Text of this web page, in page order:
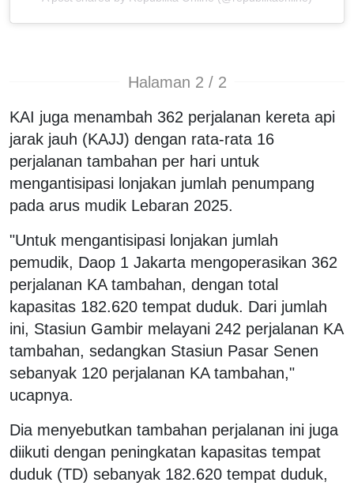
Halaman 2 / 2
KAI juga menambah 362 perjalanan kereta api
jarak jauh (KAJJ) dengan rata-rata 16
perjalanan tambahan per hari untuk
mengantisipasi lonjakan jumlah penumpang
pada arus mudik Lebaran 2025.
"Untuk mengantisipasi lonjakan jumlah
pemudik, Daop 1 Jakarta mengoperasikan 362
perjalanan KA tambahan, dengan total
kapasitas 182.620 tempat duduk. Dari jumlah
ini, Stasiun Gambir melayani 242 perjalanan KA
tambahan, sedangkan Stasiun Pasar Senen
sebanyak 120 perjalanan KA tambahan,"
ucapnya.
Dia menyebutkan tambahan perjalanan ini juga
diikuti dengan peningkatan kapasitas tempat
duduk (TD) sebanyak 182.620 tempat duduk,